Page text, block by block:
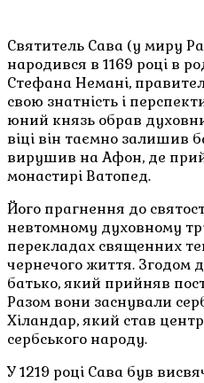
Святитель Сава (у миру
народився в 1169 році в
Стефана Немані,
свою знатність і
юний князь обрав
віці він таємно залишив
вирушив на Афон, де
монастирі Ватопед.
Його прагнення до
невтомному духовному
перекладах священних
чернечого життя. Згодом
батько, який прийняв
Разом вони заснували
Хіландар, який став
сербського народу.
У 1219 році Сава був